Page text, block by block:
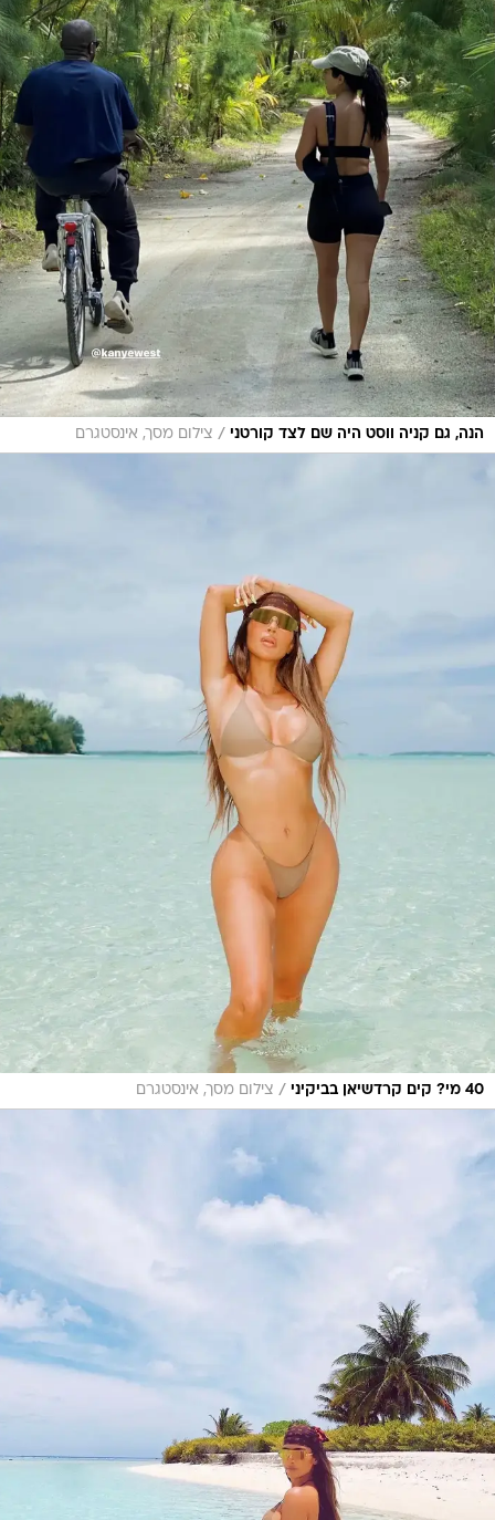
הנה, גם קניה ווסט היה שם לצד קורטני / צילום מסך, אינסטגרם
40 מי? קים קרדשיאן בביקיני / צילום מסך, אינסטגרם